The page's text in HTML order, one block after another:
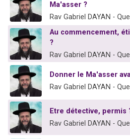
Ma'asser ?
Rav Gabriel DAYAN -
Au commencement,
?
Rav Gabriel DAYAN -
Donner le Ma'asser
Rav Gabriel DAYAN -
Etre détective, permis
Rav Gabriel DAYAN -